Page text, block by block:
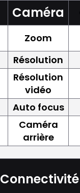
Caméra
Zoom
Résolution
Résolution
vidéo
Auto focus
Caméra
arrière
Connectivité